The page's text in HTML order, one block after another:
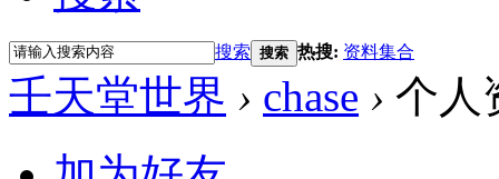
搜索 搜索 热搜: 资料集合
壬天堂世界 › chase › 个人